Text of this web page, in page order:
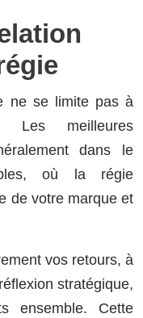
ne se limite pas à
Les meilleures
dans le
où la régie
de votre marque et
vos retours, à
stratégique,
ensemble. Cette